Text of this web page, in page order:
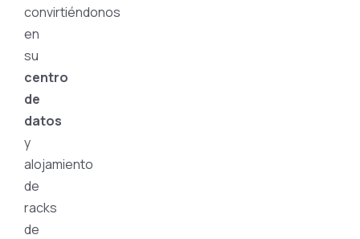
convirtiéndonos
en
su
centro
de
datos
y
alojamiento
de
racks
de